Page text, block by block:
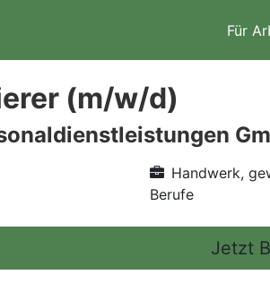
Für
(m/w/d)
Handwerk,
Berufe
Jetzt